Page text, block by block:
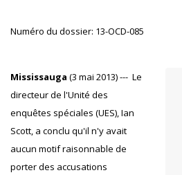
Numéro du dossier: 13-OCD-085
Mississauga (3 mai 2013) --- Le
directeur de l'Unité des
enquêtes spéciales (UES), Ian
Scott, a conclu qu'il n'y avait
aucun motif raisonnable de
porter des accusations